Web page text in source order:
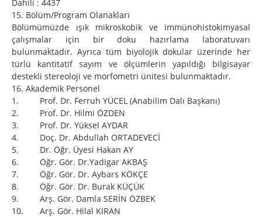
Dahili : 4437
15. Bölüm/Program Olanakları
Bölümümüzde ışık mikroskobik ve immünohistokimyasal
çalışmalar için bir doku hazırlama laboratuvarı
bulunmaktadır. Ayrıca tüm biyolojik dokular üzerinde her
türlü kantitatif sayım ve ölçümlerin yapıldığı bilgisayar
destekli stereoloji ve morfometri ünitesi bulunmaktadır.
16. Akademik Personel
1. Prof. Dr. Ferruh YÜCEL (Anabilim Dalı Başkanı)
2. Prof. Dr. Hilmi ÖZDEN
3. Prof. Dr. Yüksel AYDAR
4. Doç. Dr. Abdullah ORTADEVECİ
5. Dr. Öğr. Üyesi Hakan AY
6. Öğr. Gör. Dr.Yadigar AKBAŞ
7. Öğr. Gör. Dr. Aybars KÖKÇE
8. Öğr. Gör. Dr. Burak KÜÇÜK
9. Arş. Gör. Damla SERİN ÖZBEK
10. Arş. Gör. Hilal KIRAN